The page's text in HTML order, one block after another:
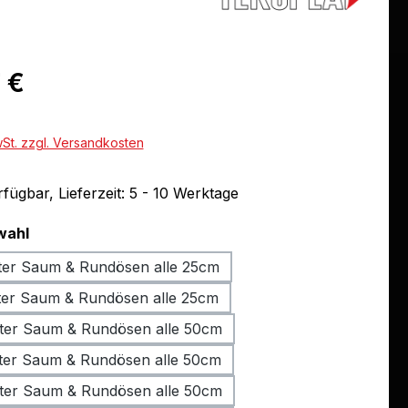
€
zzgl. Versandkosten
Lieferzeit: 5 - 10 Werktage
auswählen
Saum & Rundösen alle 25cm
Saum & Rundösen alle 25cm
Saum & Rundösen alle 50cm
Saum & Rundösen alle 50cm
Saum & Rundösen alle 50cm